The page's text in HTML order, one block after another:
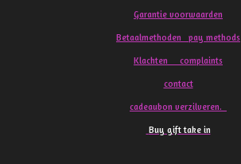
Garantie voorwaarden
Betaalmethoden pay methods
Klachten complaints
contact
cadeaubon verzilveren.
Buy gift take in